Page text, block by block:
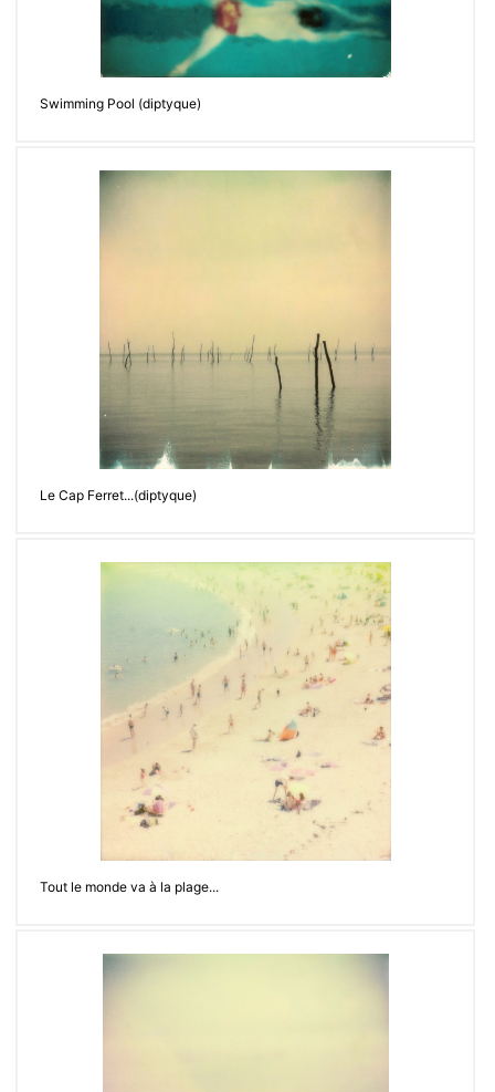
Swimming Pool (diptyque)
Le Cap Ferret...(diptyque)
Tout le monde va à la plage...